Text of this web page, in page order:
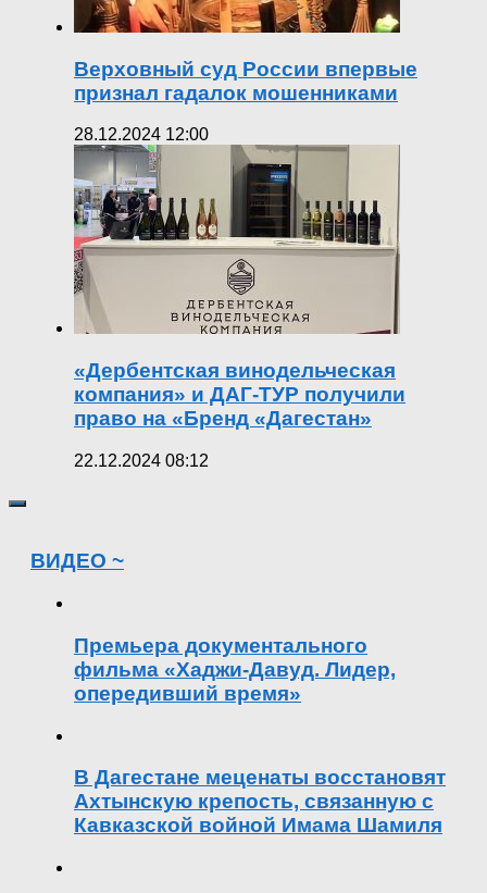
Верховный суд России впервые
признал гадалок мошенниками
28.12.2024 12:00
«Дербентская винодельческая
компания» и ДАГ-ТУР получили
право на «Бренд «Дагестан»
22.12.2024 08:12
ВИДЕО ~
Премьера документального
фильма «Хаджи-Давуд. Лидер,
опередивший время»
В Дагестане меценаты восстановят
Ахтынскую крепость, связанную с
Кавказской войной Имама Шамиля